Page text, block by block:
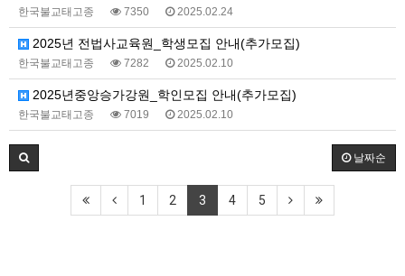
한국불교태고종 7350 2025.02.24
2025년 전법사교육원_학생모집 안내(추가모집)
한국불교태고종 7282 2025.02.10
2025년중앙승가강원_학인모집 안내(추가모집)
한국불교태고종 7019 2025.02.10
날짜순
1 2 3 4 5